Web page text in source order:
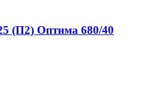
(П2) Оптима 680/40